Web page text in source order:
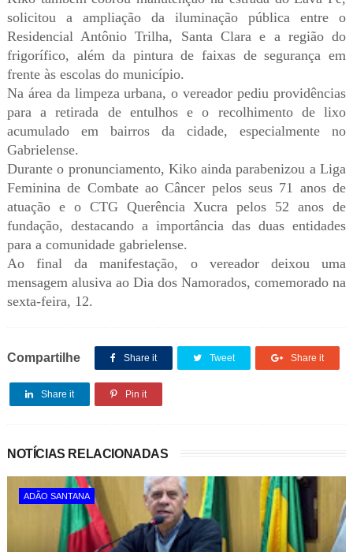
solicitou a ampliação da iluminação pública entre o
Residencial Antônio Trilha, Santa Clara e a região do
frigorífico, além da pintura de faixas de segurança em
frente às escolas do município.
Na área da limpeza urbana, o vereador pediu providências
para a retirada de entulhos e o recolhimento de lixo
acumulado em bairros da cidade, especialmente no
Gabrielense.
Durante o pronunciamento, Kiko ainda parabenizou a Liga
Feminina de Combate ao Câncer pelos seus 71 anos de
atuação e o CTG Querência Xucra pelos 52 anos de
fundação, destacando a importância das duas entidades
para a comunidade gabrielense.
Ao final da manifestação, o vereador deixou uma
mensagem alusiva ao Dia dos Namorados, comemorado na
sexta-feira, 12.
Compartilhe Share it Tweet Share it
Share it Pin it
NOTÍCIAS RELACIONADAS
ADÃO SANTANA